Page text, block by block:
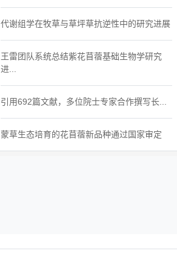
代谢组学在牧草与草坪草抗逆性中的研究进展
王雷团队系统总结紫花苜蓿基础生物学研究
进...
引用692篇文献，多位院士专家合作撰写长...
蒙草生态培育的花苜蓿新品种通过国家审定